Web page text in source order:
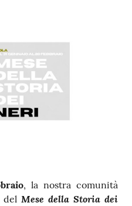
, la nostra comunità
del Mese della Storia dei